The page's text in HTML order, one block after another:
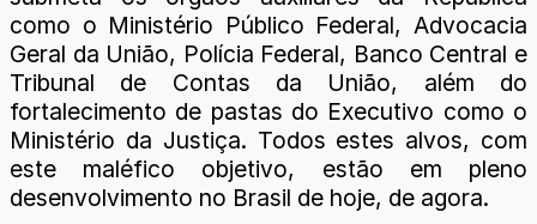
como o Ministério Público Federal, Advocacia
Geral da União, Polícia Federal, Banco Central e
Tribunal de Contas da União, além do
fortalecimento de pastas do Executivo como o
Ministério da Justiça. Todos estes alvos, com
este maléfico objetivo, estão em pleno
desenvolvimento no Brasil de hoje, de agora.